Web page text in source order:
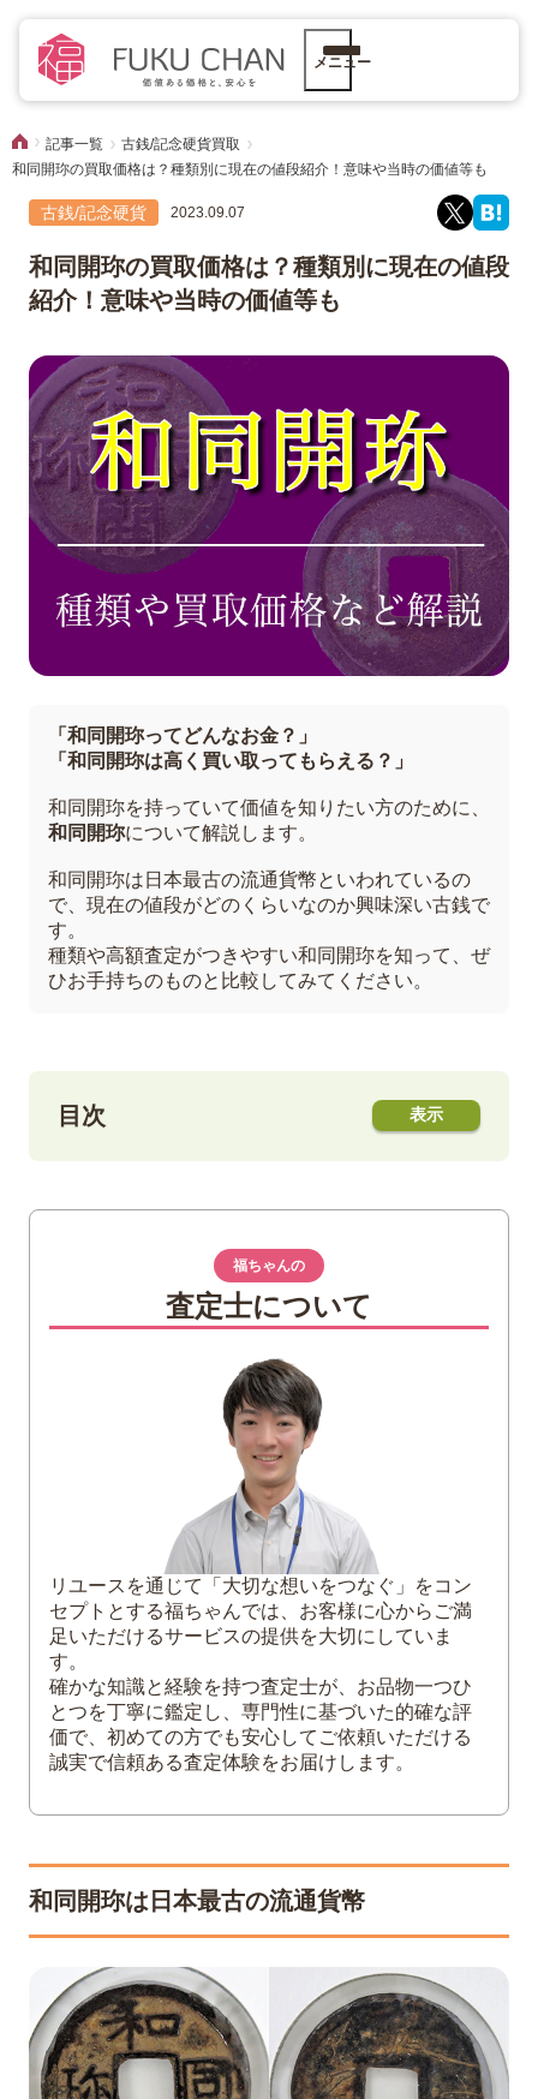
メニュー
記事一覧
古銭/記念硬貨買取
和同開珎の買取価格は？種類別に現在の値段紹介！意味や当時の価値等も
古銭/記念硬貨 2023.09.07
和同開珎の買取価格は？種類別に現在の値段
紹介！意味や当時の価値等も
「和同開珎ってどんなお金？」
「和同開珎は高く買い取ってもらえる？」
和同開珎を持っていて価値を知りたい方のために、
和同開珎について解説します。
和同開珎は日本最古の流通貨幣といわれているの
で、現在の値段がどのくらいなのか興味深い古銭で
す。
種類や高額査定がつきやすい和同開珎を知って、ぜ
ひお手持ちのものと比較してみてください。
目次
和同開珎の当時の価値
発行経緯
古和同「笹手」
古和同「縮字」
古和同「大字・小字」
古和同「隷開／不隷開」
新和同「中字」
新和同「短和(降和)」
新和同「長珎」
新和同「小珎」
新和同「ノ木」
新和同「四ツ跳」
3 和同開珎で高額査定されやすい特徴
6 和同開珎の買取は福ちゃんまで
福ちゃんの
査定士について
リユースを通じて「大切な想いをつなぐ」をコン
セプトとする福ちゃんでは、お客様に心からご満
足いただけるサービスの提供を大切にしていま
す。
確かな知識と経験を持つ査定士が、お品物一つひ
とつを丁寧に鑑定し、専門性に基づいた的確な評
価で、初めての方でも安心してご依頼いただける
誠実で信頼ある査定体験をお届けします。
和同開珎は日本最古の流通貨幣